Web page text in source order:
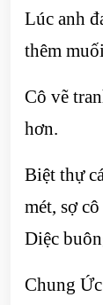
Lúc anh
thêm
Cô vẽ
hơn.
Biệt thự
mét, sợ
Diệc
Chung